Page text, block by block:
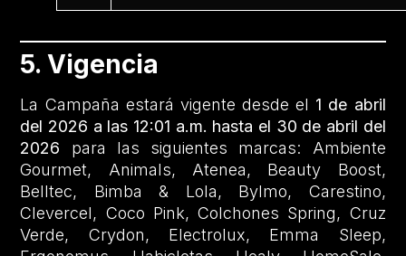
5. Vigencia
La Campaña estará vigente desde el 1 de abril
del 2026 a las 12:01 a.m. hasta el 30 de abril del
2026 para las siguientes marcas: Ambiente
Gourmet, Animals, Atenea, Beauty Boost,
Belltec, Bimba & Lola, Bylmo, Carestino,
Clevercel, Coco Pink, Colchones Spring, Cruz
Verde, Crydon, Electrolux, Emma Sleep,